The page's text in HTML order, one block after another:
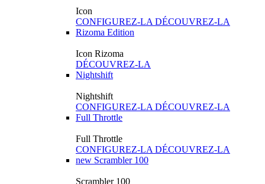
Icon
CONFIGUREZ-LA DÉCOUVREZ-LA
Rizoma Edition
Icon Rizoma
DÉCOUVREZ-LA
Nightshift
Nightshift
CONFIGUREZ-LA DÉCOUVREZ-LA
Full Throttle
Full Throttle
CONFIGUREZ-LA DÉCOUVREZ-LA
new Scrambler 100
Scrambler 100